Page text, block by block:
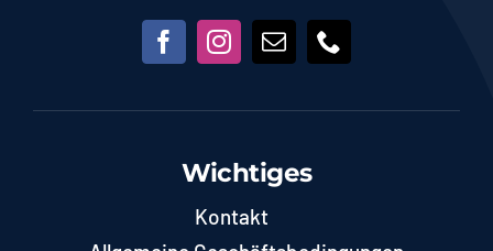
Wichtiges
Kontakt